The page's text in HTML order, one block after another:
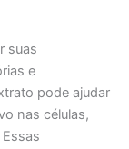
suas
e
pode ajudar
nas células,